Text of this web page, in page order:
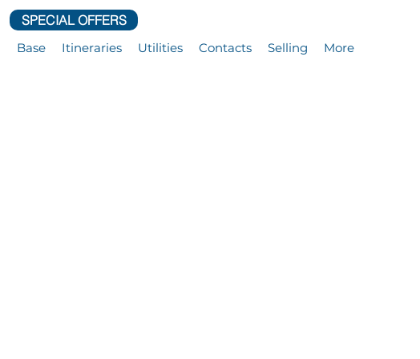
SPECIAL OFFERS
Base Itineraries Utilities Contacts Selling More